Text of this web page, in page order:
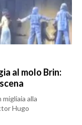
al molo Brin:
alla
Hugo